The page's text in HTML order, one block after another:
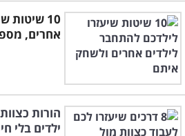
10
אחרים, מספר 9 יפתיע
ילדים בלי